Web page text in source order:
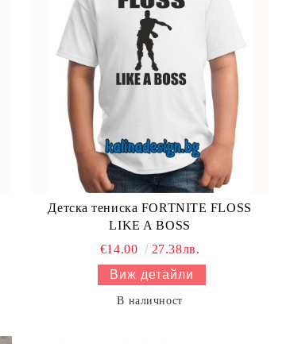
Детска тениска FORTNITE FLOSS
LIKE A BOSS
€14.00
27.38лв.
Виж детайли
В наличност